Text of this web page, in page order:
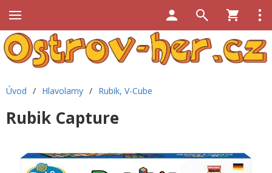
Úvod / Hlavolamy / Rubik, V-Cube
Rubik Capture